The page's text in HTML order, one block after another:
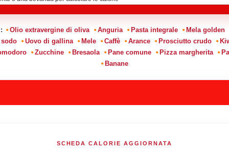
Olio extravergine di oliva Anguria Pasta integrale
Mela golden
Uovo di gallina Mele Caffè Arance Prosciutto crudo
Zucchine Bresaola Pane comune Pizza margherita
Banane
SCHEDA CALORIE AGGIORNATA